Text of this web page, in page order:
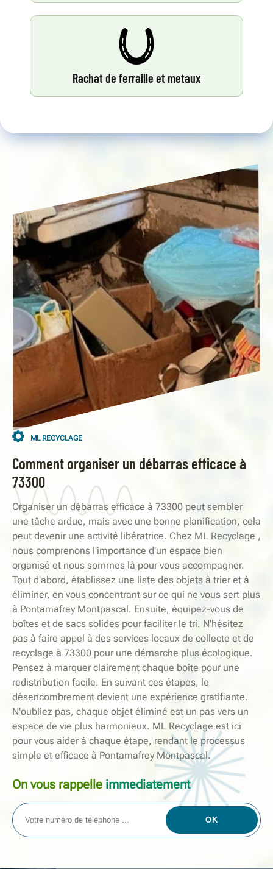
Rachat de ferraille et metaux
ML RECYCLAGE
Comment organiser un débarras efficace à
73300
Organiser un débarras efficace à 73300 peut sembler
une tâche ardue, mais avec une bonne planification, cela
peut devenir une activité libératrice. Chez ML Recyclage ,
nous comprenons l'importance d'un espace bien
organisé et nous sommes là pour vous accompagner.
Tout d'abord, établissez une liste des objets à trier et à
éliminer, en vous concentrant sur ce qui ne vous sert plus
à Pontamafrey Montpascal. Ensuite, équipez-vous de
boîtes et de sacs solides pour faciliter le tri. N'hésitez
pas à faire appel à des services locaux de collecte et de
recyclage à 73300 pour une démarche plus écologique.
Pensez à marquer clairement chaque boîte pour une
redistribution facile. En suivant ces étapes, le
désencombrement devient une expérience gratifiante.
N'oubliez pas, chaque objet éliminé est un pas vers un
espace de vie plus harmonieux. ML Recyclage est ici
pour vous aider à chaque étape, rendant le processus
simple et efficace à Pontamafrey Montpascal.
On vous rappelle immediatement